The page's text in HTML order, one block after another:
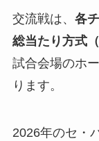
交流戦は、 各
総当たり方式
試合会場のホ
ります。
2026年のセ・